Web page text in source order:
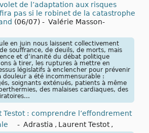
de l’adaptation aux risques
pas si le robinet de la catastrophe
(06/07) - Valérie Masson-
en juin nous laissent collectivement
souffrance, de deuils, de morts, mais
et d’inanité du débat politique
à tirer, les ruptures à mettre en
législatifs à enclencher pour prévenir
douleur a été incommensurable :
soignants exténués, patients à même
des malaises cardiaques, des
Testot : comprendre l’effondrement
- Adrastia , Laurent Testot ,